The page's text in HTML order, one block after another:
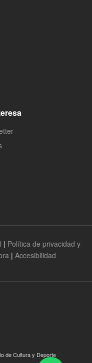
| Política de privacidad y
| Accesibilidad
de Cultura y Deporte